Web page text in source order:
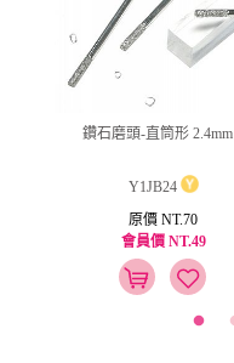
鑽石磨頭-直筒形 2.4mm
Y1JB24
原價 NT.70
會員價 NT.49